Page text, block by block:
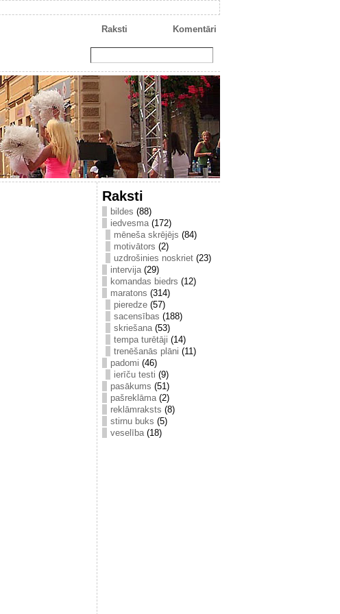
Komentāri
Raksti
Raksti
bildes (88)
iedvesma(172)
mēneša skrējējs (84)
motivātors (2)
uzdrošinies noskriet (23)
intervija(29)
komandas biedrs (12)
maratons (314)
pieredze (57)
sacensības (188)
skriešana(53)
tempa turētāji (14)
trenēšanās plāni (11)
padomi (46)
ierīču testi (9)
pasākums (51)
pašreklāma(2)
reklāmraksts (8)
stirnu buks (5)
veselība(18)